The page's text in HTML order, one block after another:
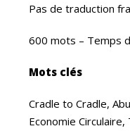
Pas de traduction
600 mots – Temps
Mots clés
Cradle to Cradle,
Economie Circulaire,